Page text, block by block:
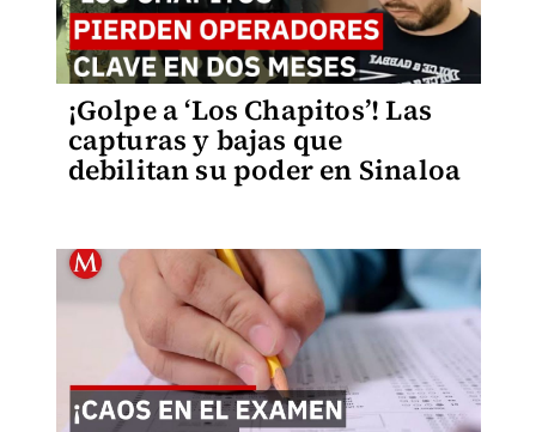
¡Golpe a ‘Los Chapitos’! Las
capturas y bajas que
debilitan su poder en Sinaloa